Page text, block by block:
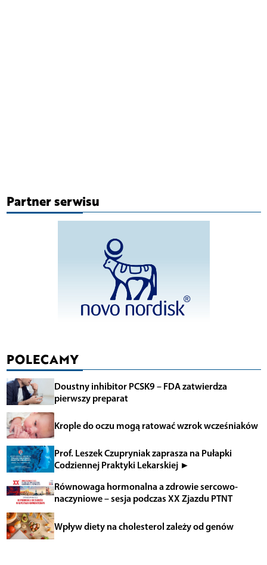
Partner serwisu
POLECAMY
Doustny inhibitor PCSK9 – FDA zatwierdza
pierwszy preparat
Krople do oczu mogą ratować wzrok wcześniaków
Prof. Leszek Czupryniak zaprasza na Pułapki
Codziennej Praktyki Lekarskiej ►
Równowaga hormonalna a zdrowie sercowo-
naczyniowe – sesja podczas XX Zjazdu PTNT
Wpływ diety na cholesterol zależy od genów